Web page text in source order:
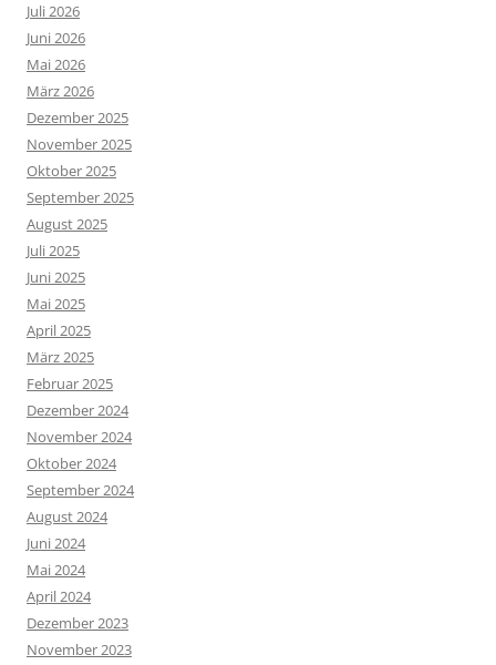
Juli 2026
Juni 2026
Mai 2026
März 2026
Dezember 2025
November 2025
Oktober 2025
September 2025
August 2025
Juli 2025
Juni 2025
Mai 2025
April 2025
März 2025
Februar 2025
Dezember 2024
November 2024
Oktober 2024
September 2024
August 2024
Juni 2024
Mai 2024
April 2024
Dezember 2023
November 2023